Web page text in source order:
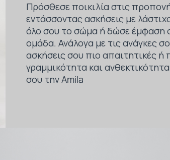
Πρόσθεσε ποικιλία στις
εντάσσοντας ασκήσεις με
όλο σου το σώμα ή δώσε έμφαση
ομάδα. Ανάλογα με τις ανάγκες
ασκήσεις σου πιο απαιτητικές ή
γραμμικότητα και
σου την Amila